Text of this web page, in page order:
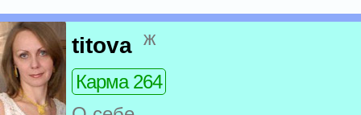
titova ж
Карма 264